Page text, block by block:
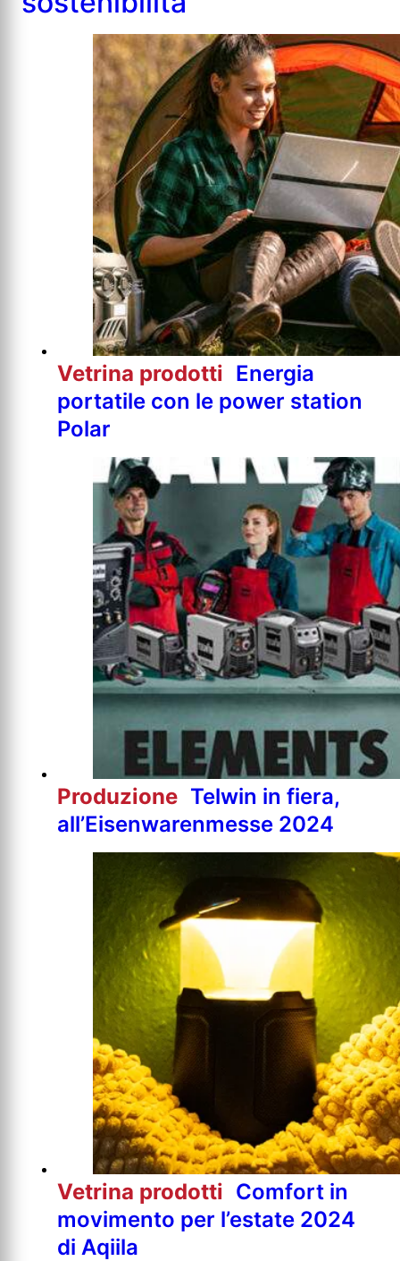
Vetrina prodotti Energia
portatile con le power station
Polar
Produzione Telwin in fiera,
all’Eisenwarenmesse 2024
Vetrina prodotti Comfort in
movimento per l’estate 2024
di Aqiila